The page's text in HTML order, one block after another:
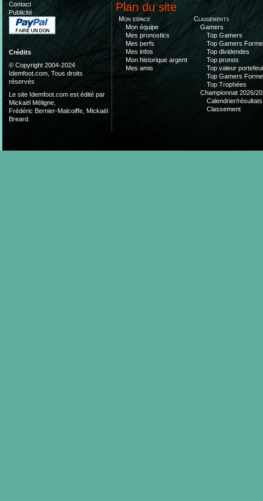
Contact
Publicité
Crédits
© Copyright 2004-2024
Idemfoot.com, Tous droits
réservés
Le site Idemfoot.com est édité par
Mickaël Méligne,
Frédéric Bernier-Malcoiffe, Mickaël
Breard.
Plan du site
Mon espace
Mon équipe
Mes pronostics
Mes perfs
Mes infos
Mon historique argent
Mes amis
Classements
Gamers
Top Gamers
Top Gamers Forme
Top dividendes
Top pronos
Top valeur
Top Gamers Forme
Top Trophées
Championnat 2026/
Calendrier/résultats
Classement